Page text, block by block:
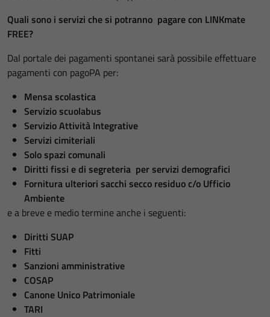
Quali sono i servizi che si potranno pagare con LINKmate
FREE?
Dal portale dei pagamenti spontanei sarà possibile effettuare
pagamenti con pagoPA per:
Mensa scolastica
Servizio scuolabus
Servizio Attività Integrative
Servizi cimiteriali
Solo spazi comunali
Diritti fissi e di segreteria per servizi demografici
Fornitura ulteriori sacchi secco residuo c/o Ufficio
Ambiente
e a breve e medio termine anche i seguenti:
Diritti SUAP
Fitti
Sanzioni amministrative
COSAP
Canone Unico Patrimoniale
TARI